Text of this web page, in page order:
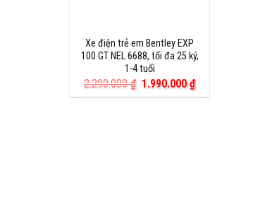
Xe điện trẻ em Bentley EXP
100 GT NEL 6688, tối đa 25 ký,
1-4 tuổi
2.290.000₫ Giá
gốc
1.990.000₫Giá
hiện